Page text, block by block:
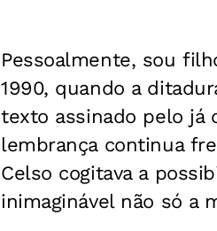
Pessoalmente, sou
1990, quando a
texto assinado pelo já
lembrança continua
Celso cogitava a
inimaginável não só a